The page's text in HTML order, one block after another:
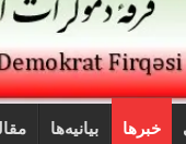
خبرها بیانیه‌ها